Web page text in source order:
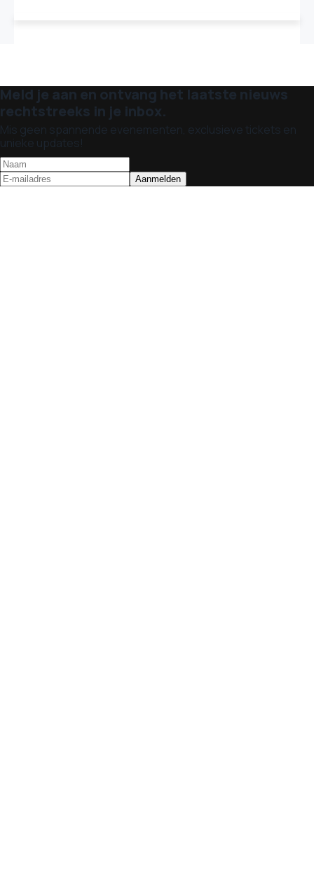
Meld je aan en ontvang het laatste nieuws
rechtstreeks in je inbox.
Mis geen spannende evenementen, exclusieve tickets en
unieke updates!